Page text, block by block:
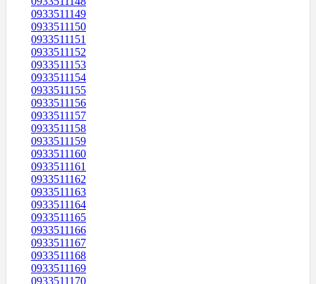
0933511149
0933511150
0933511151
0933511152
0933511153
0933511154
0933511155
0933511156
0933511157
0933511158
0933511159
0933511160
0933511161
0933511162
0933511163
0933511164
0933511165
0933511166
0933511167
0933511168
0933511169
0933511170